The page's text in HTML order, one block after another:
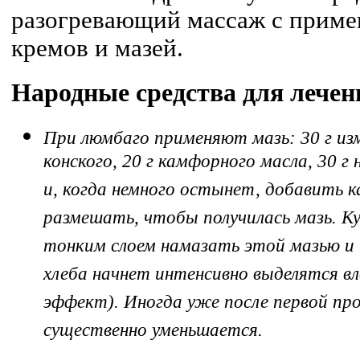
разогревающий массаж с
кремов и мазей.
Народные средства для
При люмбаго применяют мазь: 30 г
конского, 20 г камфорного масла, 30
и, когда немного остынет, добавить
размешать, чтобы получилась мазь.
тонким слоем намазать этой мазью
хлеба начнет интенсивно выделятся
эффект). Иногда уже после первой
существенно уменьшается.